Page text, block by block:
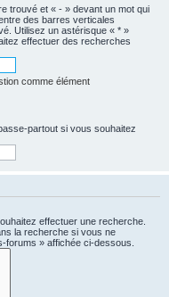
trouvé et « - » devant un mot qui
des barres verticales
Utilisez un astérisque « * »
effectuer des recherches
comme élément
partout si vous souhaitez
effectuer une recherche.
la recherche si vous ne
forums » affichée ci-dessous.